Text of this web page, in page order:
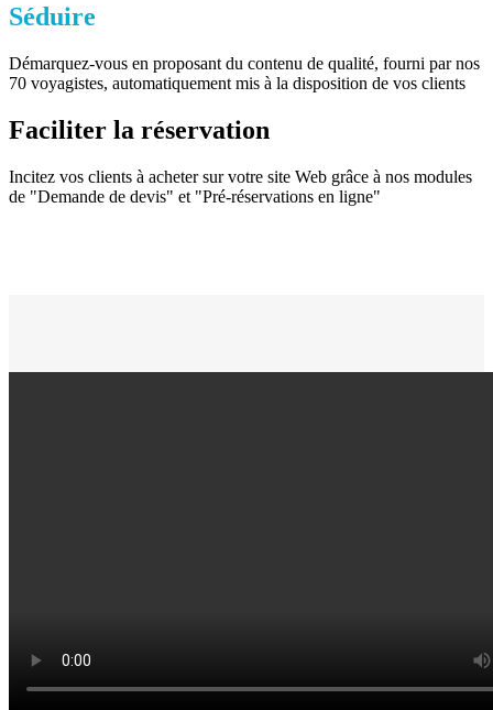
Séduire
Démarquez-vous en proposant du contenu de qualité, fourni par nos
70 voyagistes, automatiquement mis à la disposition de vos clients
Faciliter la réservation
Incitez vos clients à acheter sur votre site Web grâce à nos modules
de "Demande de devis" et "Pré-réservations en ligne"